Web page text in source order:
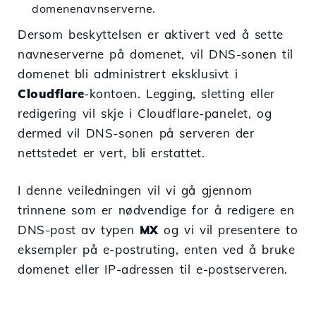
domenenavnserverne.
Dersom beskyttelsen er aktivert ved å sette
navneserverne på domenet, vil DNS-sonen til
domenet bli administrert eksklusivt i
Cloudflare-kontoen. Legging, sletting eller
redigering vil skje i Cloudflare-panelet, og
dermed vil DNS-sonen på serveren der
nettstedet er vert, bli erstattet.
I denne veiledningen vil vi gå gjennom
trinnene som er nødvendige for å redigere en
DNS-post av typen MX og vi vil presentere to
eksempler på e-postruting, enten ved å bruke
domenet eller IP-adressen til e-postserveren.